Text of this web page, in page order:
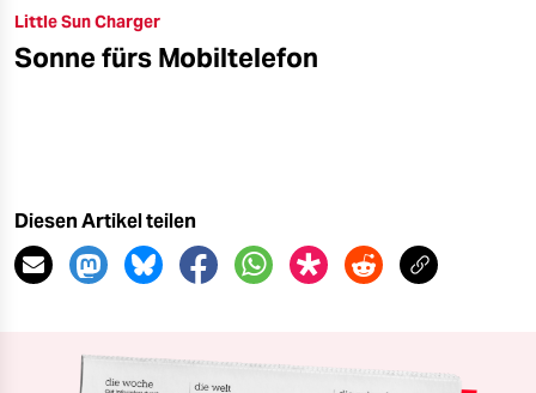
Little Sun Charger
Sonne fürs Mobiltelefon
Diesen Artikel teilen